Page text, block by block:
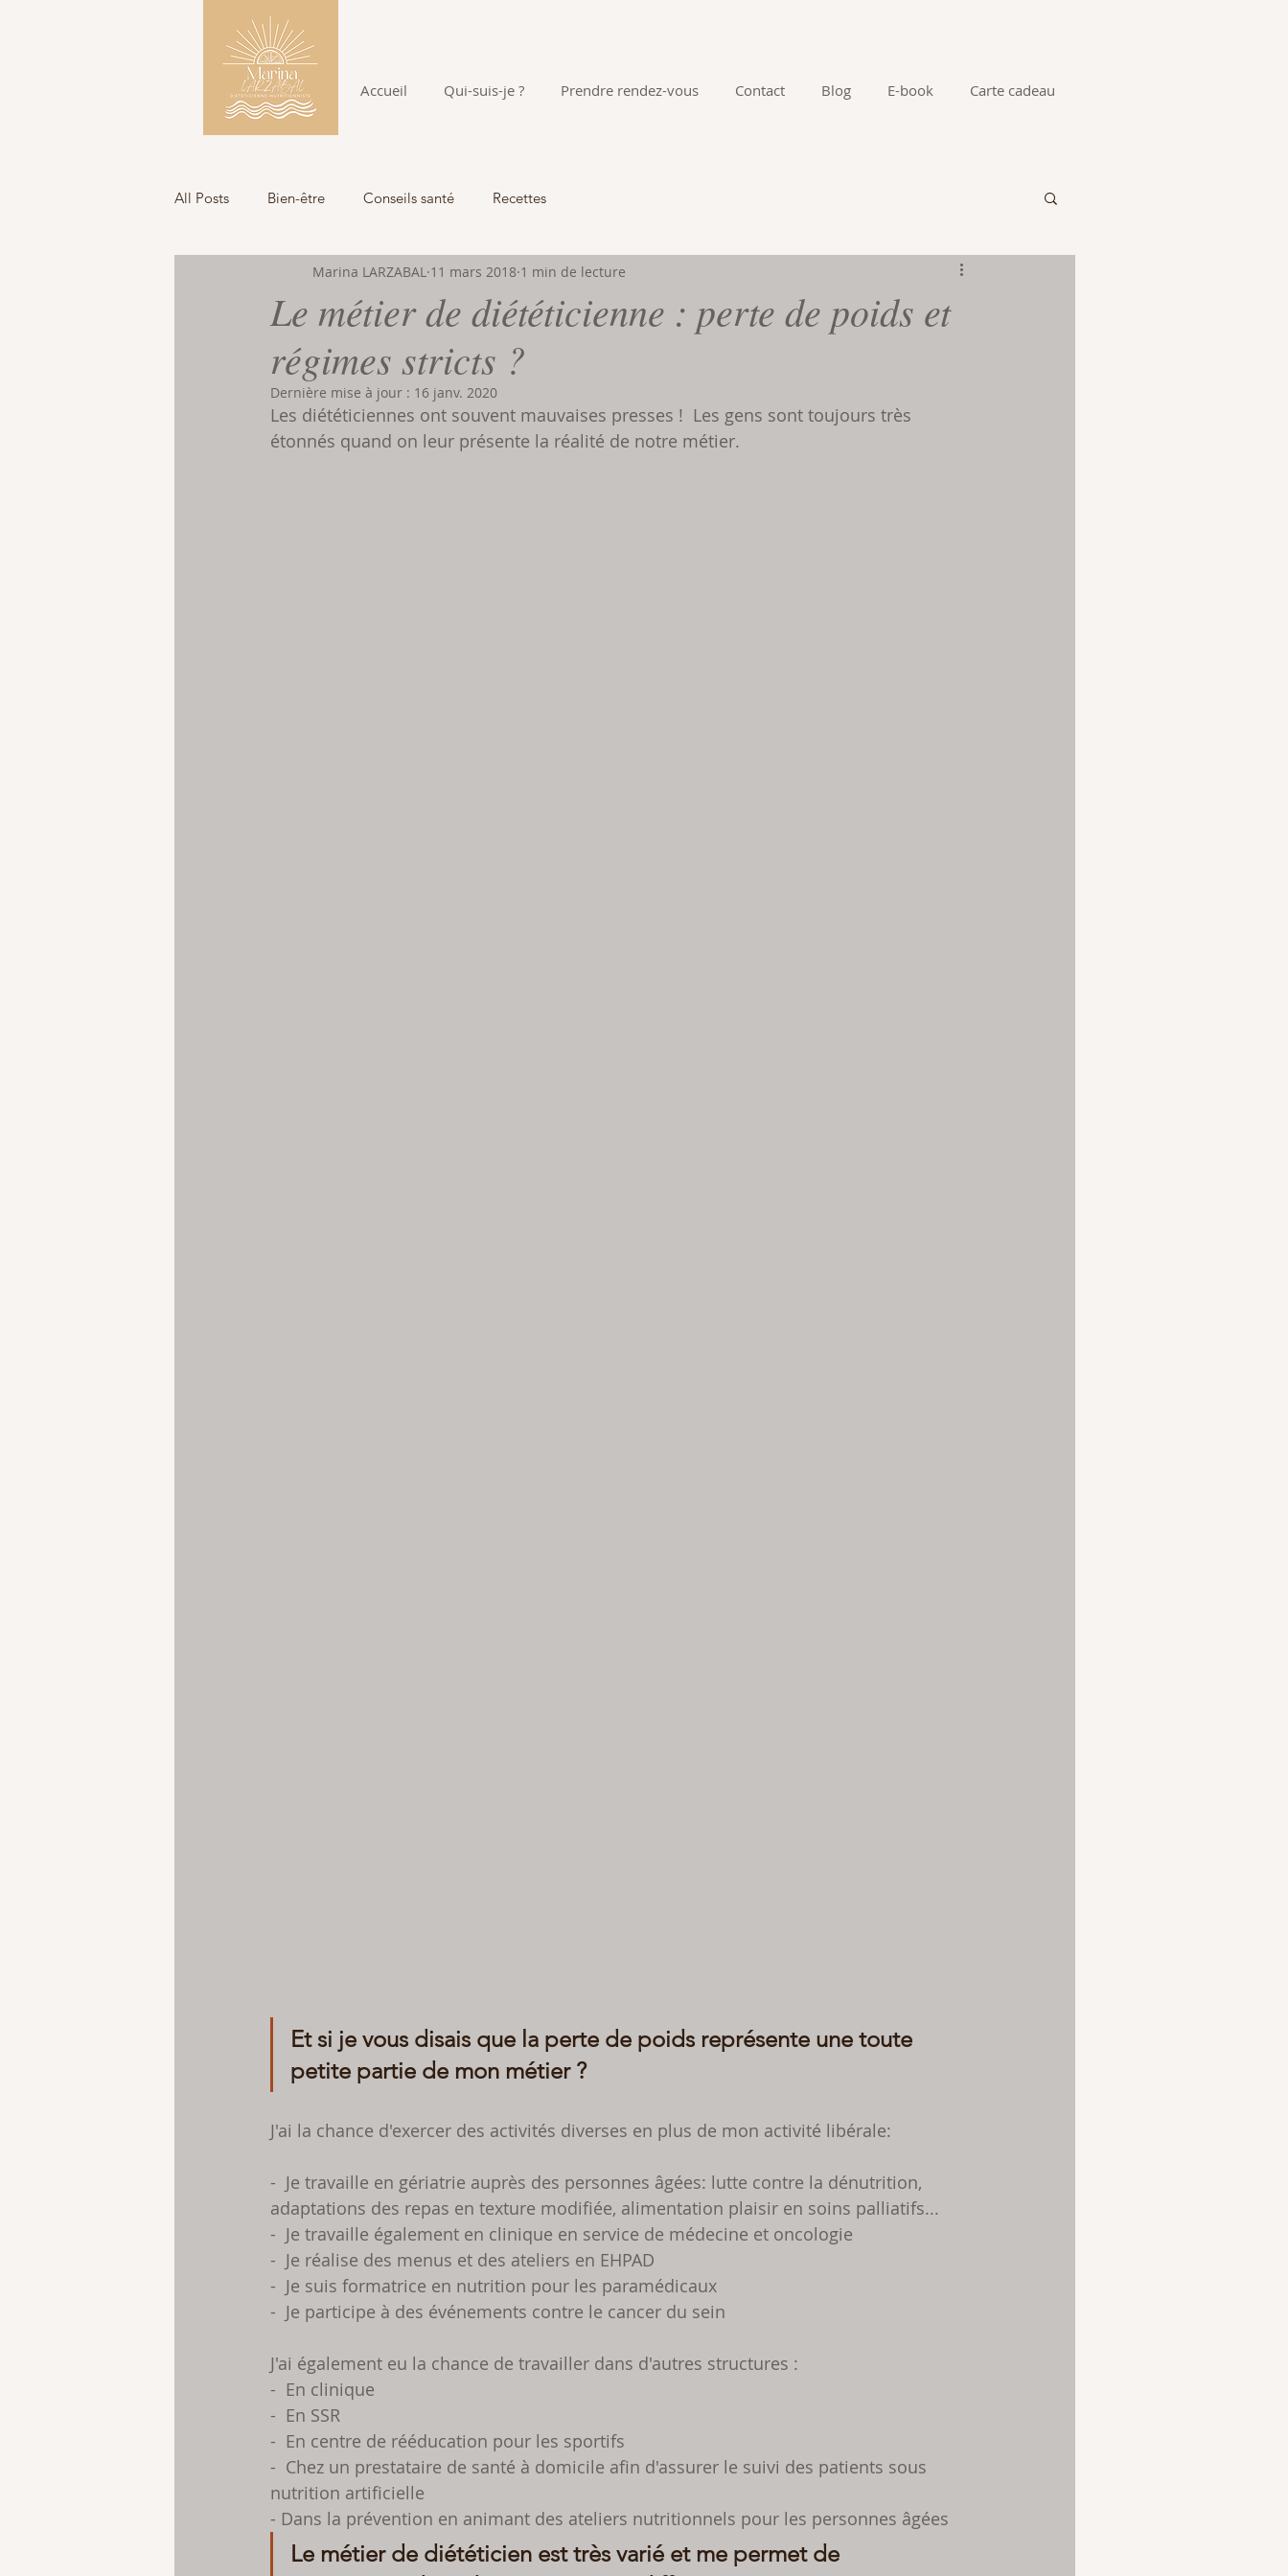
Accueil Qui-suis-je ? Prendre rendez-vous Contact Blog E-book Carte cadeau
All Posts Bien-être Conseils santé Recettes
Le métier de diététicienne : perte de poids et
régimes stricts ?
Marina LARZABAL 11 mars 2018 1 min de lecture
Dernière mise à jour : 16 janv. 2020
Les diététiciennes ont souvent mauvaises presses !  Les gens sont toujours très
étonnés quand on leur présente la réalité de notre métier.
Et si je vous disais que la perte de poids représente une toute
petite partie de mon métier ?
J'ai la chance d'exercer des activités diverses en plus de mon activité libérale:
-  Je travaille en gériatrie auprès des personnes âgées: lutte contre la dénutrition,
adaptations des repas en texture modifiée, alimentation plaisir en soins palliatifs...
-  Je travaille également en clinique en service de médecine et oncologie
-  Je réalise des menus et des ateliers en EHPAD
-  Je suis formatrice en nutrition pour les paramédicaux
-  Je participe à des événements contre le cancer du sein
J'ai également eu la chance de travailler dans d'autres structures :
-  En clinique
-  En SSR
-  En centre de rééducation pour les sportifs
-  Chez un prestataire de santé à domicile afin d'assurer le suivi des patients sous
nutrition artificielle
- Dans la prévention en animant des ateliers nutritionnels pour les personnes âgées
Le métier de diététicien est très varié et me permet de